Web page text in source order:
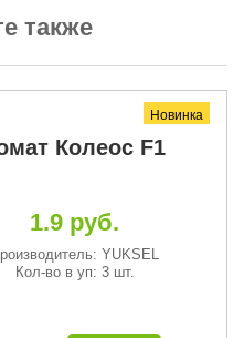
также
Новинка
Колеос F1
1.9 руб.
YUKSEL
Кол-во в уп: 3 шт.